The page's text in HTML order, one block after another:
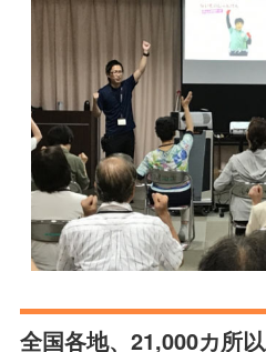
全国各地、21,000カ所